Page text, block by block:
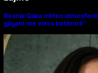
Besnik Qaka rrëfen
gjigant me emra botërorë”